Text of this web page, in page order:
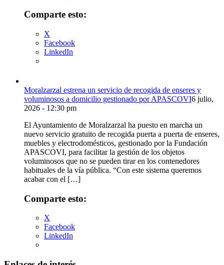
Comparte esto:
X
Facebook
LinkedIn
Moralzarzal estrena un servicio de recogida de enseres y
voluminosos a domicilio gestionado por APASCOVI6 julio,
2026 - 12:30 pm
El Ayuntamiento de Moralzarzal ha puesto en marcha un
nuevo servicio gratuito de recogida puerta a puerta de enseres,
muebles y electrodomésticos, gestionado por la Fundación
APASCOVI, para facilitar la gestión de los objetos
voluminosos que no se pueden tirar en los contenedores
habituales de la vía pública. “Con este sistema queremos
acabar con el […]
Comparte esto:
X
Facebook
LinkedIn